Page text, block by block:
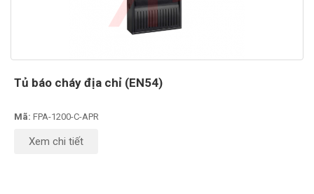
Tủ báo cháy địa chỉ (EN54)
Mã: FPA-1200-C-APR
Xem chi tiết